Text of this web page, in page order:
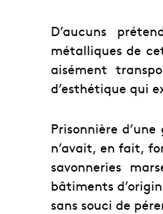
D’aucuns
métalliques de
aisément
d’esthétique qui
Prisonnière
n’avait, en fait,
savonneries
bâtiments
sans souci de